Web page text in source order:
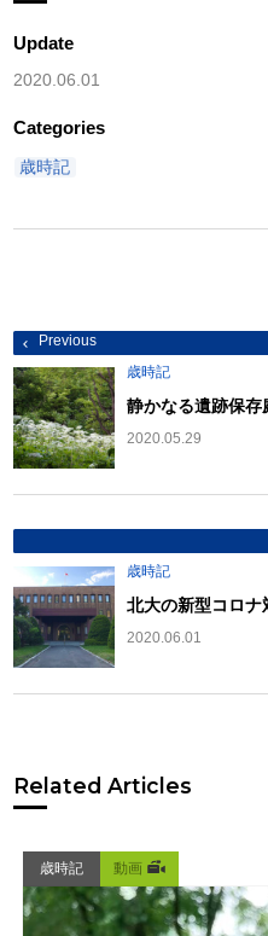
Update
2020.06.01
Categories
歳時記
投
稿
ナ
ビ
ゲ
ー
シ
ョ
ン
Previous
歳時記
静かなる遺跡保存
2020.05.29
歳時記
北大の新型コロ
2020.06.01
Related Articles
歳時記 動画